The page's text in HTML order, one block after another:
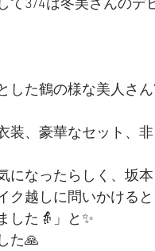
て3/4は冬美さんのデ
した鶴の様な美人さ
装、豪華なセット、
になったらしく、坂
ク越しに問いかける
した👵」と✨
た🙏